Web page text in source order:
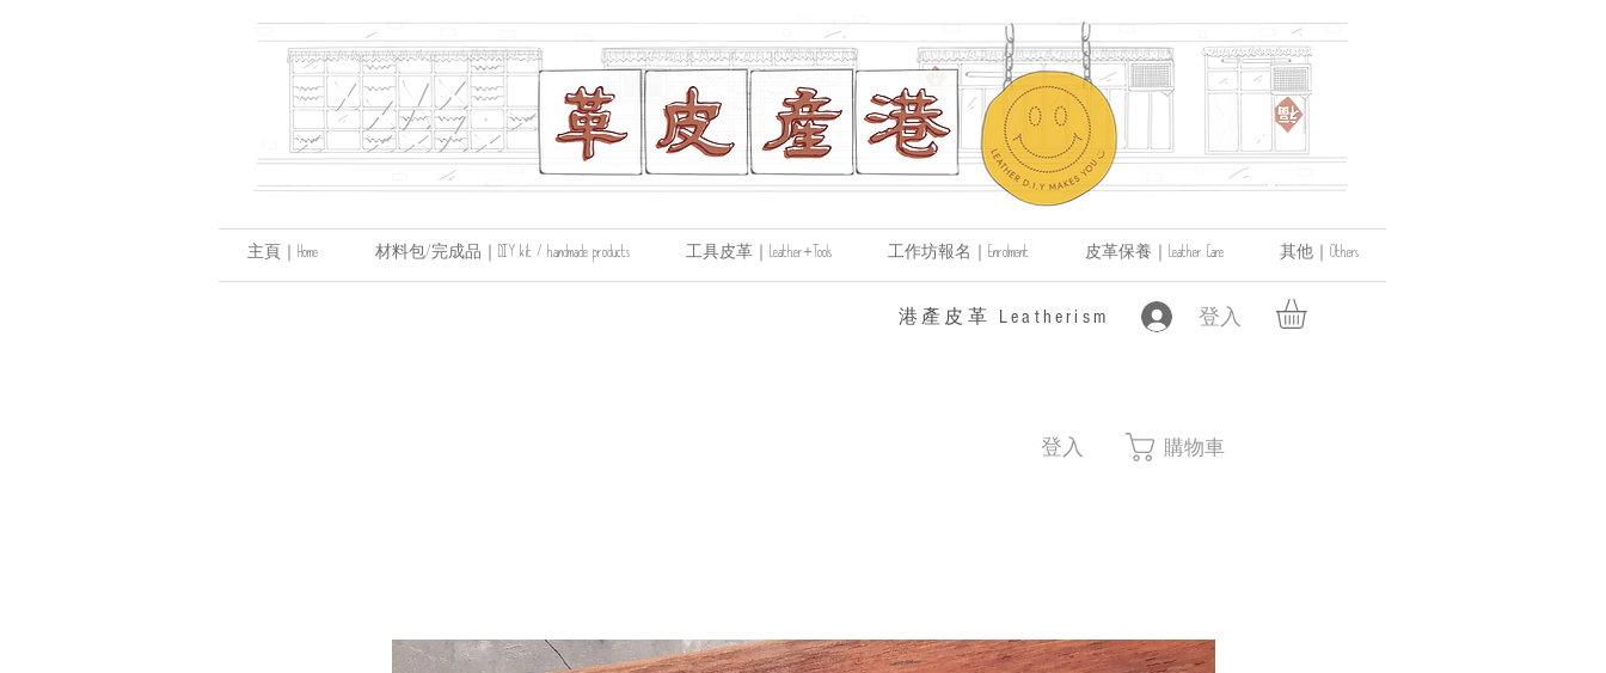
主頁｜Home 材料包/完成品｜DIY kit / handmade products 工具皮革｜Leather+Tools 工作坊報名｜Enrolment 皮革保養｜Leather Care 其他｜Others
登入
​港產皮革 Leatherism
登入 購物車